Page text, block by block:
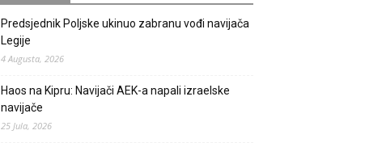
Predsjednik Poljske ukinuo zabranu vođi navijača
Legije
4 Augusta, 2026
Haos na Kipru: Navijači AEK-a napali izraelske
navijače
25 Jula, 2026